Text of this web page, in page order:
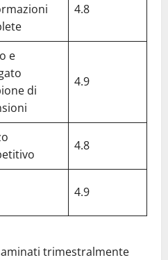
4.8
e
di
4.9
4.8
4.9
trimestralmente